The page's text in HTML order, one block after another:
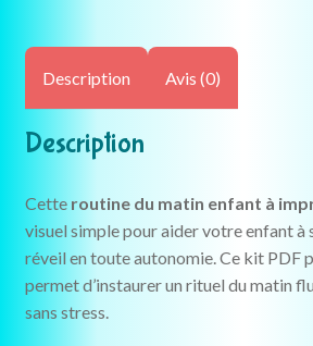
Description Avis (0)
Description
Cette routine du matin enfant à
visuel simple pour aider votre enfant à
réveil en toute autonomie. Ce kit PDF
permet d’instaurer un rituel du matin
sans stress.